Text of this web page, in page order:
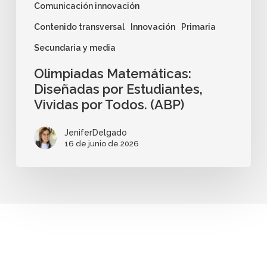
Comunicación innovación
Contenido transversal Innovación Primaria
Secundaria y media
Olimpiadas Matemáticas:
Diseñadas por Estudiantes,
Vividas por Todos. (ABP)
JeniferDelgado
16 de junio de 2026